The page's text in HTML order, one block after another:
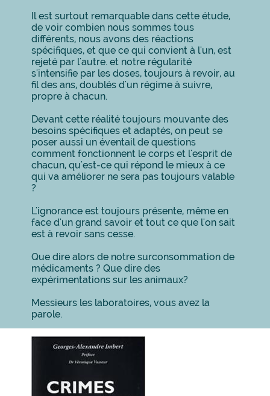
Il est surtout remarquable dans cette étude,
de voir combien nous sommes tous
différents, nous avons des réactions
spécifiques, et que ce qui convient à l'un, est
rejeté par l'autre. et notre régularité
s'intensifie par les doses, toujours à revoir, au
fil des ans, doublés d'un régime à suivre,
propre à chacun.
Devant cette réalité toujours mouvante des
besoins spécifiques et adaptés, on peut se
poser aussi un éventail de questions
comment fonctionnent le corps et l'esprit de
chacun, qu'est-ce qui répond le mieux à ce
qui va améliorer ne sera pas toujours valable
?
L'ignorance est toujours présente, même en
face d'un grand savoir et tout ce que l'on sait
est à revoir sans cesse.
Que dire alors de notre surconsommation de
médicaments ? Que dire des
expérimentations sur les animaux?
Messieurs les laboratoires, vous avez la
parole.